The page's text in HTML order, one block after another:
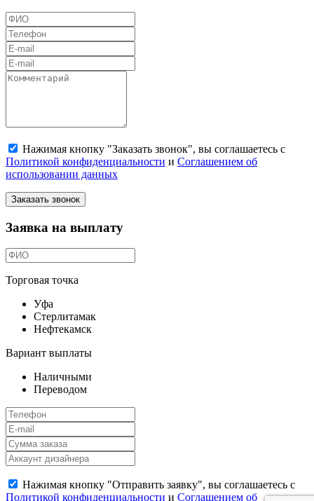
Нажимая кнопку "Заказать звонок", вы соглашаетесь с
Политикой конфиденциальности и Соглашением об
использовании данных
Заказать звонок
Заявка на выплату
Торговая точка
Уфа
Стерлитамак
Нефтекамск
Вариант выплаты
Наличными
Переводом
Нажимая кнопку "Отправить заявку", вы соглашаетесь с
Политикой конфиденциальности и Соглашением об